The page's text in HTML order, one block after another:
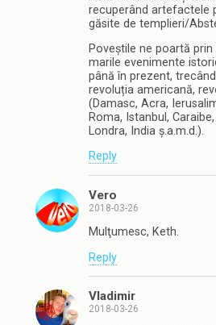
recuperând artefactele
găsite de templieri/
Poveștile ne poartă
marile evenimente
până în prezent,
revoluția americană,
(Damasc, Acra,
Roma, Istanbul,
Londra, India ș.a.m.d.).
Reply
Vero
2018-03-26
Mulţumesc, Keth.
Reply
Vladimir
2018-03-26